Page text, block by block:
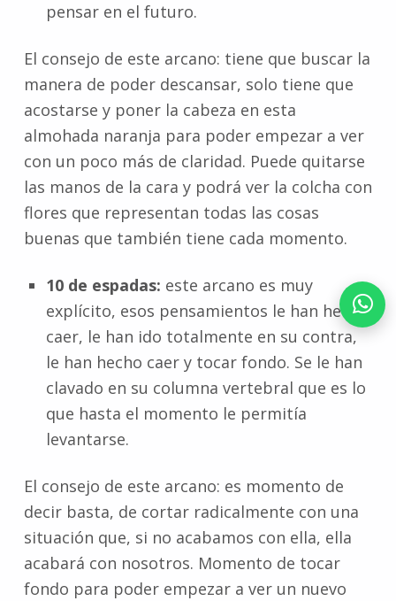
pensar en el futuro.
El consejo de este arcano: tiene que buscar la
manera de poder descansar, solo tiene que
acostarse y poner la cabeza en esta
almohada naranja para poder empezar a ver
con un poco más de claridad. Puede quitarse
las manos de la cara y podrá ver la colcha con
flores que representan todas las cosas
buenas que también tiene cada momento.
10 de espadas: este arcano es muy
explícito, esos pensamientos le han hecho
caer, le han ido totalmente en su contra,
le han hecho caer y tocar fondo. Se le han
clavado en su columna vertebral que es lo
que hasta el momento le permitía
levantarse.
El consejo de este arcano: es momento de
decir basta, de cortar radicalmente con una
situación que, si no acabamos con ella, ella
acabará con nosotros. Momento de tocar
fondo para poder empezar a ver un nuevo